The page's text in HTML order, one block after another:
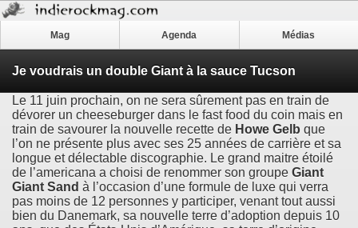
Mag Agenda Médias
Je voudrais un double Giant à la sauce Tucson
Le 11 juin prochain, on ne sera sûrement pas en train de
dévorer un cheeseburger dans le fast food du coin mais en
train de savourer la nouvelle recette de Howe Gelb que
l’on ne présente plus avec ses 25 années de carrière et sa
longue et délectable discographie. Le grand maitre étoilé
de l’americana a choisi de renommer son groupe Giant
Giant Sand à l’occasion d’une formule de luxe qui verra
pas moins de 12 personnes y participer, venant tout aussi
bien du Danemark, sa nouvelle terre d’adoption depuis 10